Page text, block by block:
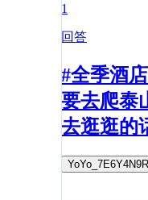
1
回答
#全季酒
要去爬泰
去逛逛的
YoYo_7E6Y4N9R